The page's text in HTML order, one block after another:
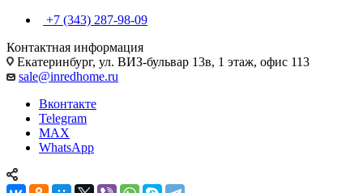
+7 (343) 287-98-09
Контактная информация
Екатеринбург, ул. ВИЗ-бульвар 13в, 1 этаж, офис 113
sale@inredhome.ru
Вконтакте
Telegram
MAX
WhatsApp